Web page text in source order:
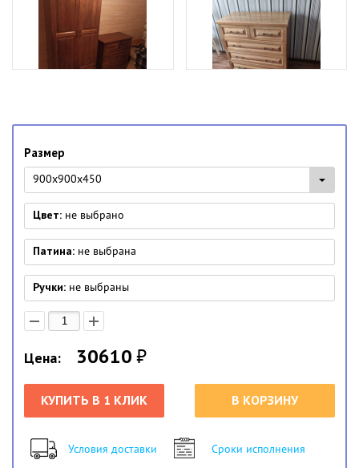
Размер
900x900x450
Цвет: не выбрано
Патина: не выбрана
Ручки: не выбраны
Цена: 30610₽
КУПИТЬ В 1 КЛИК В КОРЗИНУ
Условия доставки Сроки исполнения